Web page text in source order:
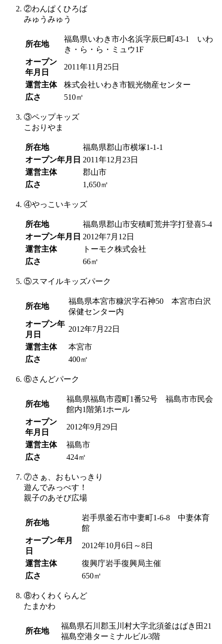
②わんぱくひろば
みゅうみゅう
所在地
福島県いわき市小名浜字辰巳町43-1 いわ
き・ら・ら・ミュウ1F
オープン
年月日
2011年11月25日
運営主体
株式会社いわき市観光物産センター
広さ
510㎡
③ペップキッズ
こおりやま
所在地
福島県郡山市横塚1-1-1
オープン年月日 2011年12月23日
運営主体
郡山市
広さ
1,650㎡
④やっこいキッズ
所在地
福島県郡山市安積町荒井字打登喜5-4
オープン年月日 2012年7月12日
運営主体
トーモク株式会社
広さ
66㎡
⑤スマイルキッズパーク
所在地
福島県本宮市糠沢字石神50 本宮市白沢
保健センター内
オープン年
月日
2012年7月22日
運営主体
本宮市
広さ
400㎡
⑥さんどパーク
所在地
福島県福島市霞町1番52号 福島市市民会
館内1階第1ホール
オープン
年月日
2012年9月29日
運営主体
福島市
広さ
424㎡
⑦さぁ、おもいっきり
遊んでみっぺす！
親子のあそび広場
所在地
岩手県釜石市中妻町1-6-8 中妻体育
館
オープン年月
日
2012年10月6日～8日
運営主体
復興庁岩手復興局主催
広さ
650㎡
⑧わくわくらんど
たまかわ
所在地
福島県石川郡玉川村大字北須釜はばき田21
福島空港ターミナルビル3階